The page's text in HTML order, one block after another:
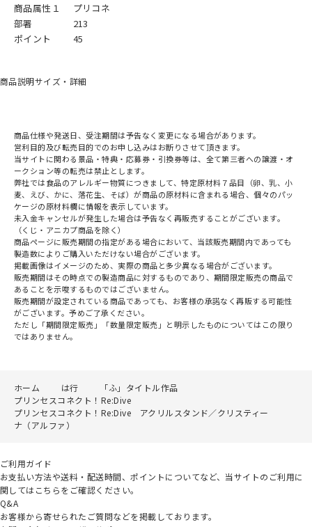
商品属性１
プリコネ
部署
213
ポイント
45
商品説明サイズ・詳細
商品仕様や発送日、受注期間は予告なく変更になる場合があります。
営利目的及び転売目的でのお申し込みはお断りさせて頂きます。
当サイトに関わる景品・特典・応募券・引換券等は、全て第三者への譲渡・オ
ークション等の転売は禁止とします。
弊社では食品のアレルギー物質につきまして、特定原材料７品目（卵、乳、小
麦、えび、かに、落花生、そば）が商品の原材料に含まれる場合、個々のパッ
ケージの原材料欄に情報を表示しています。
未入金キャンセルが発生した場合は予告なく再販売することがございます。
（くじ・アニカプ商品を除く）
商品ページに販売期間の指定がある場合において、当該販売期間内であっても
製造数によりご購入いただけない場合がございます。
掲載画像はイメージのため、実際の商品と多少異なる場合がございます。
販売期間はその時点での製造商品に対するものであり、期間限定販売の商品で
あることを示唆するものではございません。
販売期間が設定されている商品であっても、お客様の承諾なく再販する可能性
がございます。予めご了承ください。
ただし「期間限定販売」「数量限定販売」と明示したものについてはこの限り
ではありません。
ホーム は行
「ふ」タイトル作品
プリンセスコネクト！Re:Dive
プリンセスコネクト！Re:Dive アクリルスタンド／クリスティー
ナ（アルファ）
ご利用ガイド
お支払い方法や送料・配送時間、ポイントについてなど、当サイトのご利用に
関してはこちらをご確認ください。
Q&A
お客様から寄せられたご質問などを掲載しております。